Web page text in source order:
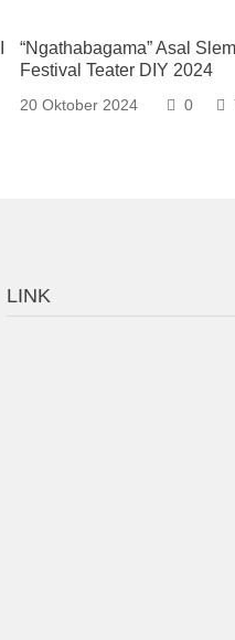
“Ngathabagama” Asal
Festival Teater DIY 2024
20 Oktober 2024 0
LINK